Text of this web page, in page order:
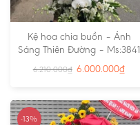
Kệ hoa chia buồn – Ánh
Sáng Thiên Đường – Ms:3841
6.210.000₫ 6.000.000₫
-13%